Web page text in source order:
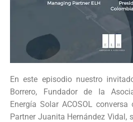
En este episodio nuestro
Borrero, Fundador de la
Energía Solar ACOSOL
Partner Juanita Hernández Vidal,